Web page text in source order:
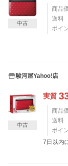
商品
送料
ポイ
中古
駿河屋Yahoo!店
実質
商品
送料
ポイ
7日以内
中古